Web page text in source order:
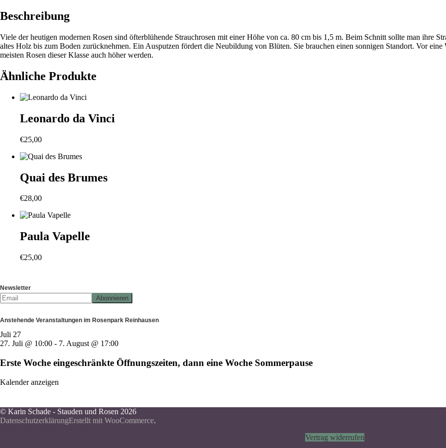
Beschreibung
Viele der heutigen modernen Rosen sind öfterblühende Strauchrosen mit einer Höhe von ca. 80 cm bis 1,5 m. Beim Schnitt sollte man ihre
altes Holz bis zum Boden zurücknehmen. Ein Ausputzen fördert die Neubildung von Blüten. Sie brauchen einen sonnigen Standort. Vor
meisten Rosen dieser Klasse auch höher werden.
Ähnliche Produkte
Leonardo da Vinci
€25,00
Quai des Brumes
€28,00
Paula Vapelle
€25,00
Newsletter
Anstehende Veranstaltungen im Rosenpark Reinhausen
Juli 27
27. Juli @ 10:00 - 7. August @ 17:00
Erste Woche eingeschränkte Öffnungszeiten, dann eine Woche Sommerpause
Kalender anzeigen
© Karin Schade - Stauden und Rosen 2026
DatenschutzerklärungErstellt mit WooCommerce.
Vertrag widerrufen